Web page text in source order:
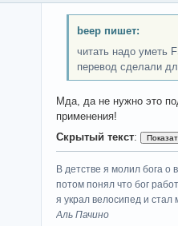
beep пишет:
читать надо уметь
перевод сделали
Мда, да не нужно это
применения!
Скрытый текст:
В детстве я молил бога о
потом понял что бог
я украл велосипед и стал
Аль Пачино